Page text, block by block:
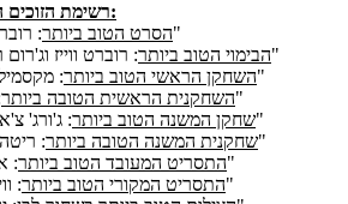
רשימת הזוכים המלאה של האוסקר ה-34:
הסרט הטוב ביותר: רוברט ווייז – "סיפור הפרברים"
הבימוי הטוב ביותר: רוברט ווייז וג'רום רובינס – "סיפור הפרברים"
השחקן הראשי הטוב ביותר: מקסמיליאן של – "משפט נירנברג"
השחקנית הראשית הטובה ביותר: סופיה לורן – "שתי נשים"
שחקן המשנה הטוב ביותר: ג'ורג' צ'אקיריס – "סיפור הפרברים"
שחקנית המשנה הטובה ביותר: ריטה מורנו – "סיפור הפרברים"
התסריט המעובד הטוב ביותר: אבי מאן – "משפט נירנברג"
התסריט המקורי הטוב ביותר: וויליאם אינג – "זוהר בדשא"